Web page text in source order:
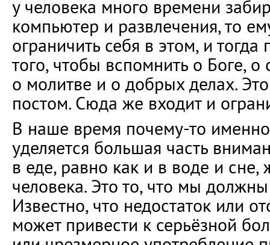
у человека много времени
компьютер и развлечения, то
ограничить себя в этом, и
того, чтобы вспомнить о Боге, о
о молитве и о добрых делах.
постом. Сюда же входит и
В наше время почему-то
уделяется большая часть
в еде, равно как и в воде и
человека. Это то, что мы
Известно, что недостаток или
может привести к серьёзной